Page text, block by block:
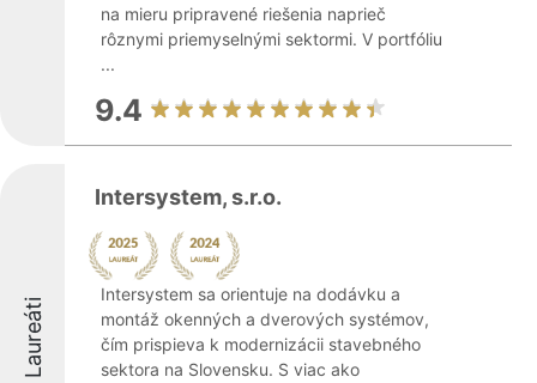
na mieru pripravené riešenia naprieč
rôznymi priemyselnými sektormi. V portfóliu
...
9.4
Laureáti
Intersystem, s.r.o.
Intersystem sa orientuje na dodávku a
montáž okenných a dverových systémov,
čím prispieva k modernizácii stavebného
sektora na Slovensku. S viac ako